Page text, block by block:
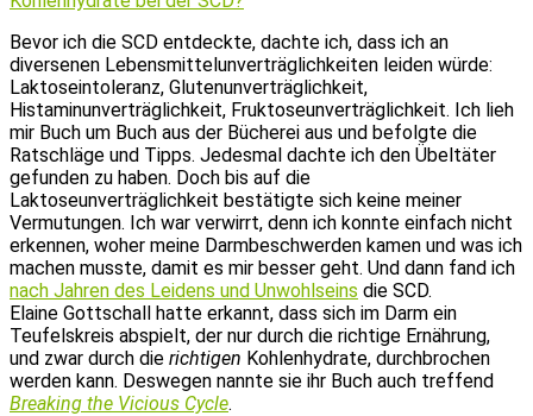
Bevor ich die SCD entdeckte, dachte ich, dass ich an
diversenen Lebensmittelunverträglichkeiten leiden würde:
Laktoseintoleranz, Glutenunverträglichkeit,
Histaminunverträglichkeit, Fruktoseunverträglichkeit. Ich lieh
mir Buch um Buch aus der Bücherei aus und befolgte die
Ratschläge und Tipps. Jedesmal dachte ich den Übeltäter
gefunden zu haben. Doch bis auf die
Laktoseunverträglichkeit bestätigte sich keine meiner
Vermutungen. Ich war verwirrt, denn ich konnte einfach nicht
erkennen, woher meine Darmbeschwerden kamen und was ich
machen musste, damit es mir besser geht. Und dann fand ich
nach Jahren des Leidens und Unwohlseins die SCD.
Elaine Gottschall hatte erkannt, dass sich im Darm ein
Teufelskreis abspielt, der nur durch die richtige Ernährung,
und zwar durch die richtigen Kohlenhydrate, durchbrochen
werden kann. Deswegen nannte sie ihr Buch auch treffend
Breaking the Vicious Cycle.